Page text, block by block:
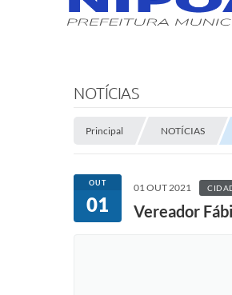
NOTÍCIAS
Principal NOTÍCIAS
OUT
01
01 OUT 2021
Vereador